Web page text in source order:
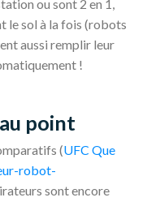
ou sont 2 en 1,
le sol à la fois (robots
aussi remplir leur
!
point
(UFC Que
robot-
sont encore